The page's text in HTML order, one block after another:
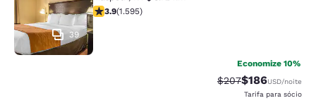
39
classificação 3.9 estrelas. Bom. 1595 avaliações
3.9(1.595)
Economize 10%
Tarifa anterior
$207Tarifa com
$186USD/noite
Tarifa para sócio